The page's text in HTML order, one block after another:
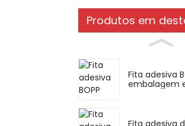
Produtos em
Fita adesiva
embalagem
Fita adesiva